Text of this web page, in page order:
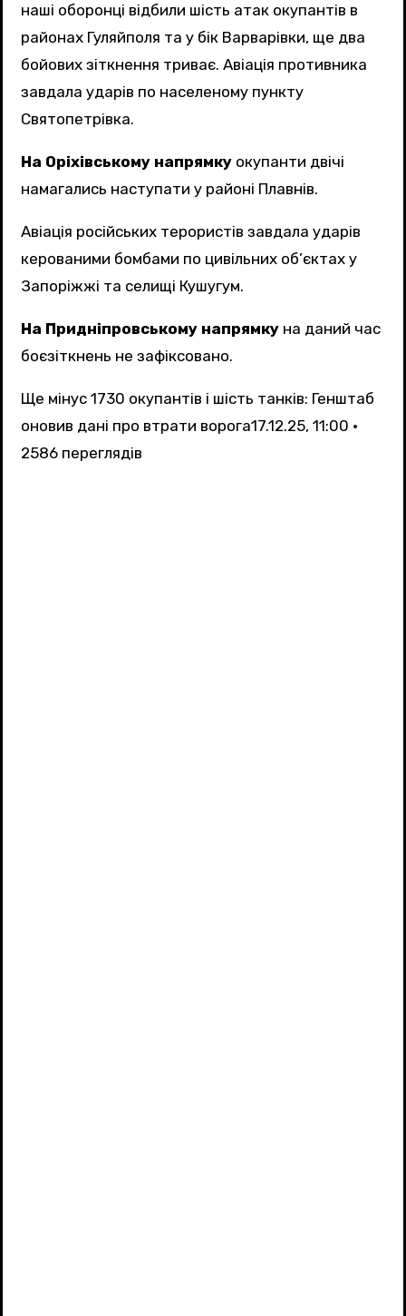
наші оборонці відбили шість атак окупантів в
районах Гуляйполя та у бік Варварівки, ще два
бойових зіткнення триває. Авіація противника
завдала ударів по населеному пункту
Святопетрівка.
На Оріхівському напрямку окупанти двічі
намагались наступати у районі Плавнів.
Авіація російських терористів завдала ударів
керованими бомбами по цивільних об’єктах у
Запоріжжі та селищі Кушугум.
На Придніпровському напрямку на даний час
боєзіткнень не зафіксовано.
Ще мінус 1730 окупантів і шість танків: Генштаб
оновив дані про втрати ворога17.12.25, 11:00 •
2586 переглядiв